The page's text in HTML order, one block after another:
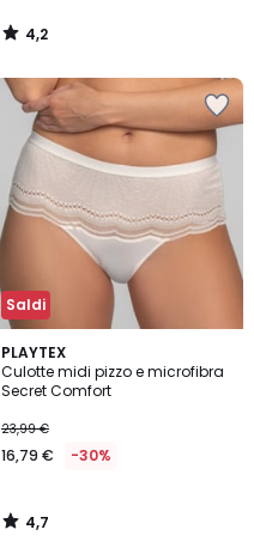
4,2
/
Saldi
PLAYTEX
Culotte midi pizzo e microfibra
Secret Comfort
23,99 €
16,79 € -30%
4,7
/ 5
4,7
/